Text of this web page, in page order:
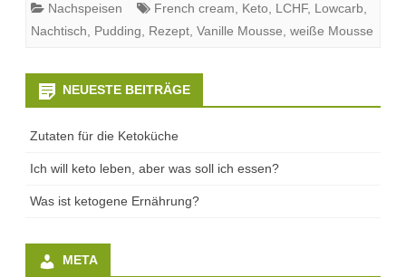
Nachspeisen French cream, Keto, LCHF, Lowcarb,
Nachtisch, Pudding, Rezept, Vanille Mousse, weiße Mousse
NEUESTE BEITRÄGE
Zutaten für die Ketoküche
Ich will keto leben, aber was soll ich essen?
Was ist ketogene Ernährung?
META